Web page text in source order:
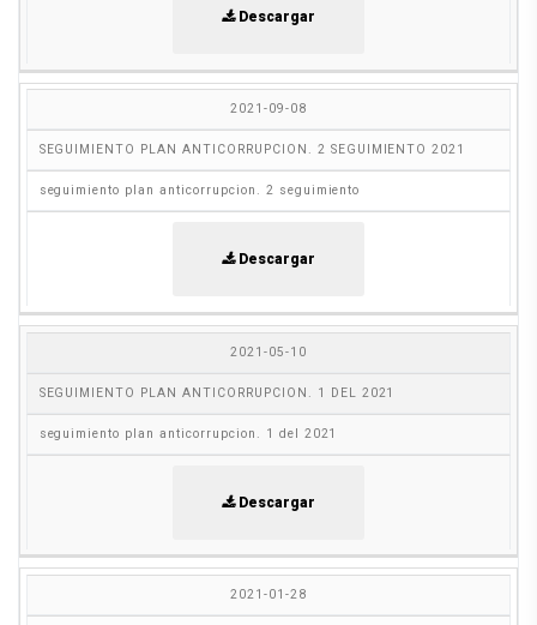
Descargar
2021-09-08
SEGUIMIENTO PLAN ANTICORRUPCION. 2 SEGUIMIENTO 2021
seguimiento plan anticorrupcion. 2 seguimiento
Descargar
2021-05-10
SEGUIMIENTO PLAN ANTICORRUPCION. 1 DEL 2021
seguimiento plan anticorrupcion. 1 del 2021
Descargar
2021-01-28